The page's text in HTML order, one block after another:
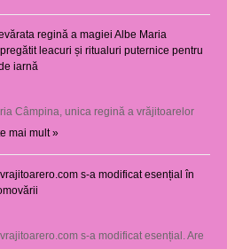
regină a magiei Albe Maria
leacuri și ritualuri puternice pentru
iarnă
Câmpina, unica regină a vrăjitoarelor
mai mult »
s-a modificat esențial în
s-a modificat esențial. Are